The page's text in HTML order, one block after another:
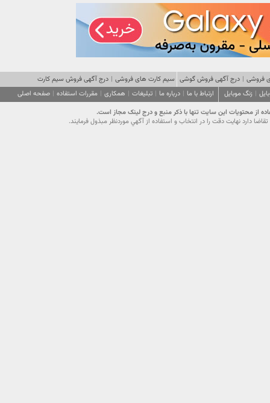
فروشی | درج آگهی فروش گوشی سیم کارت های فروشی | درج آگهی فروش سیم کارت
| زنگ موبایل ارتباط با ما | درباره ما | تبلیغات | همکاری | مقررات استفاده | صفحه اصلی